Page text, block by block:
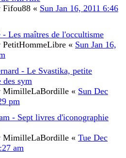
Fifou88 « Sun Jan 16, 2011 6:46
Les maîtres de l'occultisme
PetitHommeLibre « Sun Jan 16,
- Le Svastika, petite
sym
MimilleLaBordille « Sun Dec
pm
- Sept livres d'iconographie
MimilleLaBordille « Tue Dec
am